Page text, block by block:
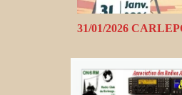
31/01/2026